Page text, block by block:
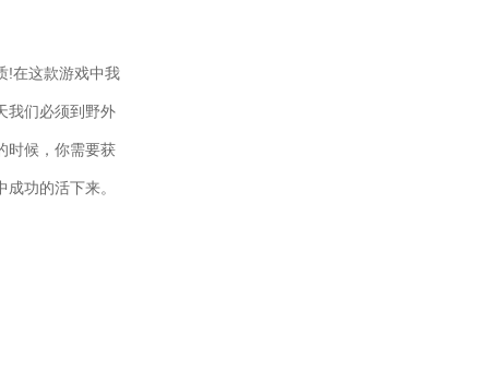
!在这款游戏中我
我们必须到野外
时候，你需要获
功的活下来。